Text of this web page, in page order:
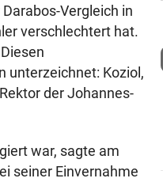
Vergleich in
verschlechtert hat.
unterzeichnet: Koziol,
der Johannes-
war, sagte am
seiner Einvernahme